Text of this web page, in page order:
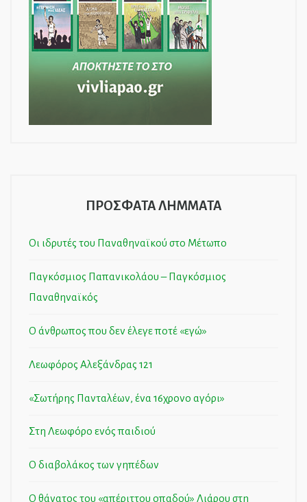
ΠΡΟΣΦΑΤΑ ΛΗΜΜΑΤΑ
Οι ιδρυτές του Παναθηναϊκού στο Μέτωπο
Παγκόσμιος Παπανικολάου – Παγκόσμιος
Παναθηναϊκός
Ο άνθρωπος που δεν έλεγε ποτέ «εγώ»
Λεωφόρος Αλεξάνδρας 121
«Σωτήρης Πανταλέων, ένα 16χρονο αγόρι»
Στη Λεωφόρο ενός παιδιού
Ο διαβολάκος των γηπέδων
Ο θάνατος του «απέριττου οπαδού» Λιάρου στη